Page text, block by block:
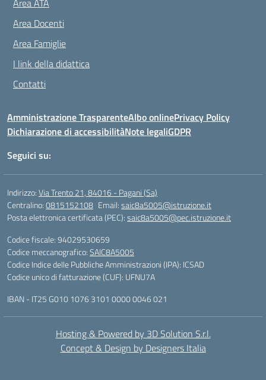
Area ATA
Area Docenti
Area Famiglie
I link della didattica
Contatti
Amministrazione TrasparenteAlbo onlinePrivacy Policy
Dichiarazione di accessibilitàNote legaliGDPR
Seguici su:
Indirizzo:Via Trento 21, 84016 - Pagani (Sa)
Centralino:0815152108 Email:saic8a5005@istruzione.it
Posta elettronica certificata (PEC):saic8a5005@pec.istruzione.it
Codice fiscale: 94029530659
Codice meccanografico:SAIC8A5005
Codice Indice delle Pubbliche Amministrazioni (IPA): ICSAD
Codice unico di fatturazione (CUF): UFNU7A
IBAN - IT25 G010 1076 3101 0000 0046 021
Hosting & Powered by 3D Solution S.r.l.
Concept & Design by Designers Italia